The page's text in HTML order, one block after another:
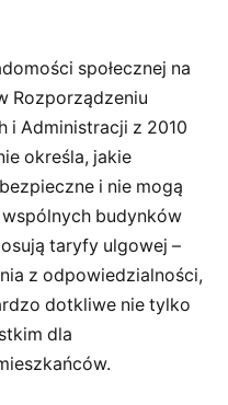
społecznej na
Rozporządzeniu
i Administracji z 2010
określa, jakie
i nie mogą
budynków
taryfy ulgowej –
z odpowiedzialności,
dotkliwe nie tylko
dla